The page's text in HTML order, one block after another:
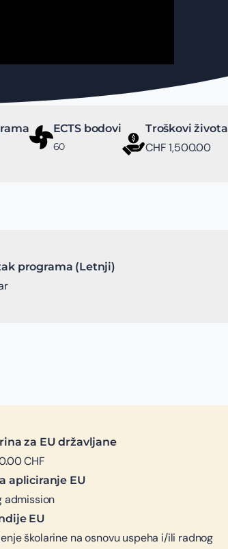
ECTS bodovi
60
Troškovi života
CHF 1,500.00
programa (Letnji)
za EU državljane
CHF
apliciranje EU
admission
EU
školarine na osnovu uspeha i/ili radnog